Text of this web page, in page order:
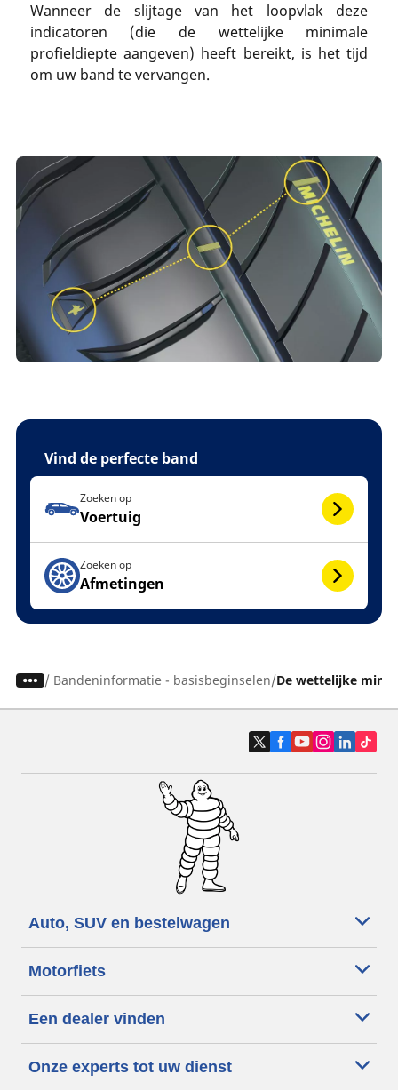
Wanneer de slijtage van het loopvlak deze
indicatoren (die de wettelijke minimale
profieldiepte aangeven) heeft bereikt, is het tijd
om uw band te vervangen.
Vind de perfecte band
Zoeken op
Voertuig
Zoeken op
Afmetingen
/ Bandeninformatie - basisbeginselen De wettelijke
Auto, SUV en bestelwagen
Motorfiets
Een dealer vinden
Onze experts tot uw dienst